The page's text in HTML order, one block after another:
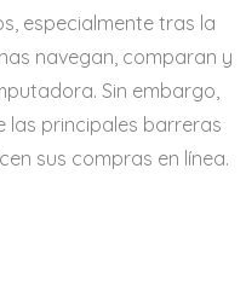
especialmente tras la
navegan, comparan y
Sin embargo,
las principales barreras
sus compras en línea.